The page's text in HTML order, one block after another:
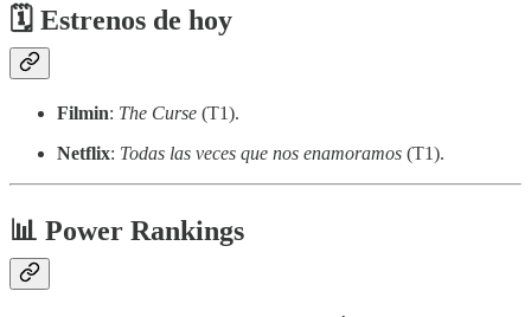
🗓 Estrenos de hoy
Filmin: The Curse (T1).
Netflix: Todas las veces que nos enamoramos (T1).
📊 Power Rankings